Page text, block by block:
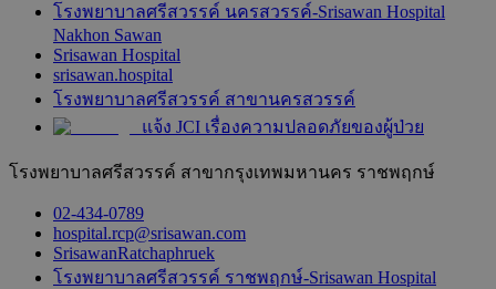
โรงพยาบาลศรีสวรรค์ นครสวรรค์-Srisawan Hospital
Nakhon Sawan
Srisawan Hospital
srisawan.hospital
โรงพยาบาลศรีสวรรค์ สาขานครสวรรค์
แจ้ง JCI เรื่องความปลอดภัยของผู้ป่วย
โรงพยาบาลศรีสวรรค์ สาขากรุงเทพมหานคร ราชพฤกษ์
02-434-0789
hospital.rcp@srisawan.com
SrisawanRatchaphruek
โรงพยาบาลศรีสวรรค์ ราชพฤกษ์-Srisawan Hospital